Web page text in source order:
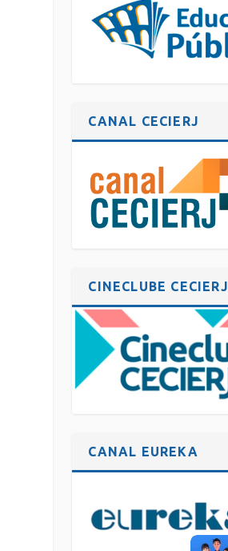
CANAL CECIERJ
CINECLUBE CECIERJ
CANAL EUREKA